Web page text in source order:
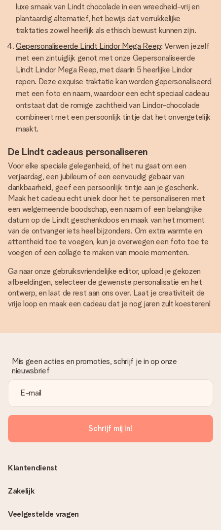
luxe smaak van Lindt chocolade in een wreedheid-vrij en
plantaardig alternatief, het bewijs dat verrukkelijke
traktaties zowel heerlijk als ethisch bewust kunnen zijn.
Gepersonaliseerde Lindt Lindor Mega Reep: Verwen jezelf
met een zintuiglijk genot met onze Gepersonaliseerde
Lindt Lindor Mega Reep, met daarin 5 heerlijke Lindor
repen. Deze exquise traktatie kan worden gepersonaliseerd
met een foto en naam, waardoor een echt speciaal cadeau
ontstaat dat de romige zachtheid van Lindor-chocolade
combineert met een persoonlijk tintje dat het onvergetelijk
maakt.
De Lindt cadeaus personaliseren
Voor elke speciale gelegenheid, of het nu gaat om een
verjaardag, een jubileum of een eenvoudig gebaar van
dankbaarheid, geef een persoonlijk tintje aan je geschenk.
Maak het cadeau echt uniek door het te personaliseren met
een welgemeende boodschap, een naam of een belangrijke
datum op de Lindt geschenkdoos en maak van het moment
van de ontvanger iets heel bijzonders. Om extra warmte en
attentheid toe te voegen, kun je overwegen een foto toe te
voegen of een collage te maken van mooie momenten.
Ga naar onze gebruiksvriendelijke editor, upload je gekozen
afbeeldingen, selecteer de gewenste personalisatie en het
ontwerp, en laat de rest aan ons over. Laat je creativiteit de
vrije loop en maak een cadeau dat je nog jaren zult koesteren!
Mis geen acties en promoties, schrijf je in op onze
nieuwsbrief
Schrijf mij in!
Veelgestelde vragen
Klantendienst
Zakelijk